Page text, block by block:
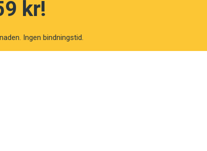
kr!
Ingen bindningstid.